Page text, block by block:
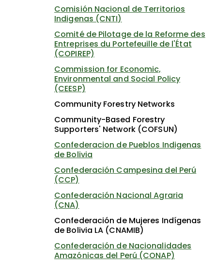
Comisión Nacional de Territorios
Indigenas (CNTI)
Comité de Pilotage de la Reforme des
Entreprises du Portefeuille de l'État
(COPIREP)
Commission for Economic,
Environmental and Social Policy
(CEESP)
Community Forestry Networks
Community-Based Forestry
Supporters' Network (COFSUN)
Confederacion de Pueblos Indigenas
de Bolivia
Confederación Campesina del Perú
(CCP)
Confederación Nacional Agraria
(CNA)
Confederación de Mujeres Indígenas
de Bolivia LA (CNAMIB)
Confederación de Nacionalidades
Amazónicas del Perú (CONAP)